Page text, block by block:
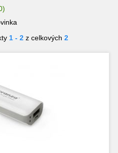
1 - 2 z celkových 2